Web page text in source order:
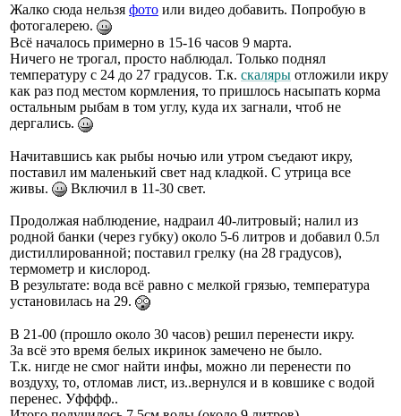
Жалко сюда нельзя фото или видео добавить. Попробую в
фотогалерею.
Всё началось примерно в 15-16 часов 9 марта.
Ничего не трогал, просто наблюдал. Только поднял
температуру с 24 до 27 градусов. Т.к. скаляры отложили икру
как раз под местом кормления, то пришлось насыпать корма
остальным рыбам в том углу, куда их загнали, чтоб не
дергались.
Начитавшись как рыбы ночью или утром съедают икру,
поставил им маленький свет над кладкой. С утрица все
живы.
Включил в 11-30 свет.
Продолжая наблюдение, надраил 40-литровый; налил из
родной банки (через губку) около 5-6 литров и добавил 0.5л
дистиллированной; поставил грелку (на 28 градусов),
термометр и кислород.
В результате: вода всё равно с мелкой грязью, температура
установилась на 29.
В 21-00 (прошло около 30 часов) решил перенести икру.
За всё это время белых икринок замечено не было.
Т.к. нигде не смог найти инфы, можно ли перенести по
воздуху, то, отломав лист, из..вернулся и в ковшике с водой
перенес. Уфффф..